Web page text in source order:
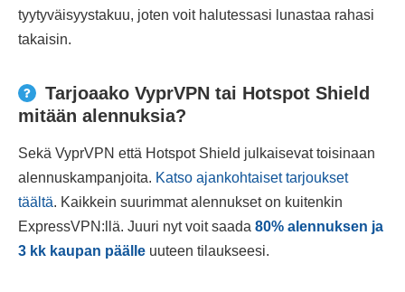
tyytyväisyystakuu, joten voit halutessasi lunastaa rahasi
takaisin.
Tarjoaako VyprVPN tai Hotspot Shield
mitään alennuksia?
Sekä VyprVPN että Hotspot Shield julkaisevat toisinaan
alennuskampanjoita. Katso ajankohtaiset tarjoukset
täältä. Kaikkein suurimmat alennukset on kuitenkin
ExpressVPN:llä. Juuri nyt voit saada 80% alennuksen ja
3 kk kaupan päälle uuteen tilaukseesi.